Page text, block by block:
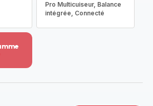
Pro Multicuiseur, Balance
intégrée, Connecté